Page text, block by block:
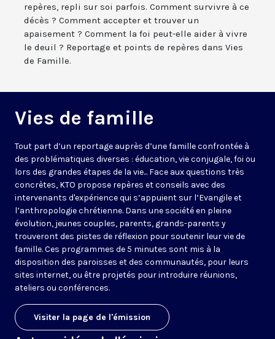
repères, repli sur soi parfois. Comment survivre à ce
décès ? Comment accepter et trouver un
apaisement ? Comment la foi peut-elle aider à vivre
le deuil ? Reportage et points de repères dans Vies
de Famille.
Vies de famille
Tout part d’un reportage auprès d’une famille confrontée à
des problématiques diverses : éducation, vie conjugale, foi ou
lors des grandes étapes de la vie... Face aux questions très
concrètes, KTO propose repères et conseils avec des
intervenants d'expérience qui s’appuient sur l’Evangile et
l’anthropologie chrétienne. Dans une société en pleine
évolution, jeunes couples, parents, grands-parents y
trouveront des pistes de réflexion pour soutenir leur vie de
famille. Ces programmes de 5 minutes sont mis à la
disposition des paroisses et des communautés, pour leurs
sites internet, ou être projetés pour introduire réunions,
ateliers ou conférences.
Visiter la page de l'émission